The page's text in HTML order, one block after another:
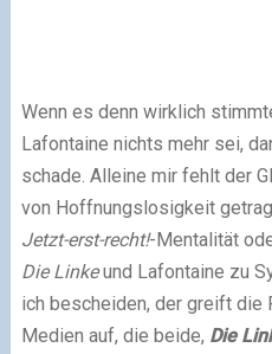
Wenn es denn wirklich
Lafontaine nichts mehr sei,
schade. Alleine mir fehlt der
von Hoffnungslosigkeit
Jetzt-erst-recht!-Mentalität
Die Linkeund Lafontaine zu
ich bescheiden, der greift die
Medien auf, die beide, Die